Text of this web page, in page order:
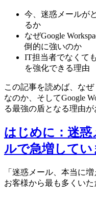
今、迷惑メールが
るか
なぜGoogle
倒的に強いのか
IT担当者でなくて
を強化できる理由
この記事を読めば、な
なのか、そしてGoogle
る最強の盾となる理由が
はじめに：迷
ルで急増してい
「迷惑メール、本当に
お客様から最も多くいた